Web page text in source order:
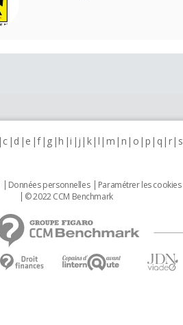
c d e f g h i j k l m n o p q r s
Données personnelles Paramétrer les cookies
© 2022 CCM Benchmark